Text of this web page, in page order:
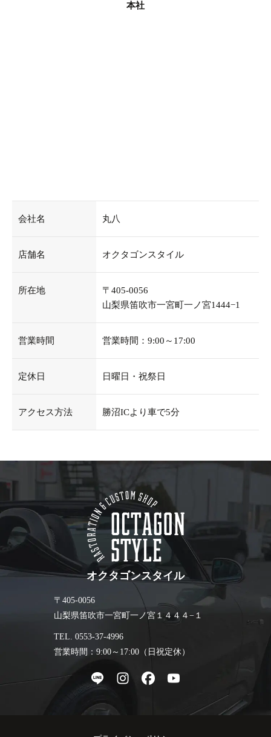
本社
会社名 丸八
店舗名 オクタゴンスタイル
所在地
〒405-0056
山梨県笛吹市一宮町一ノ宮1444−1
営業時間 営業時間：9:00～17:00
定休日 日曜日・祝祭日
アクセス方法 勝沼ICより車で5分
オクタゴンスタイル
〒405-0056
山梨県笛吹市一宮町一ノ宮１４４４−１
TEL. 0553-37-4996
営業時間：9:00～17:00（日祝定休）